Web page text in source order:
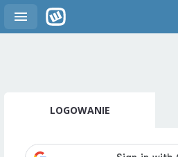
LOGOWANIE